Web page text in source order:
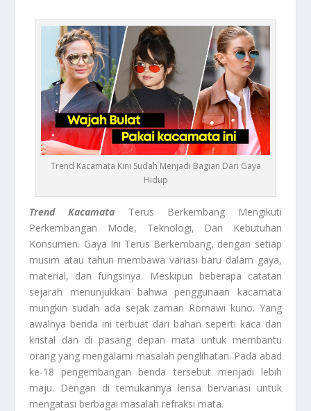
Trend Kacamata Kini Sudah Menjadi Bagian Dari Gaya
Hidup
Trend Kacamata Terus Berkembang Mengikuti
Perkembangan Mode, Teknologi, Dan Kebutuhan
Konsumen. Gaya Ini Terus Berkembang, dengan setiap
musim atau tahun membawa variasi baru dalam gaya,
material, dan fungsinya. Meskipun beberapa catatan
sejarah menunjukkan bahwa penggunaan kacamata
mungkin sudah ada sejak zaman Romawi kuno. Yang
awalnya benda ini terbuat dari bahan seperti kaca dan
kristal dan di pasang depan mata untuk membantu
orang yang mengalami masalah penglihatan. Pada abad
ke-18 pengembangan benda tersebut menjadi lebih
maju. Dengan di temukannya lensa bervariasi untuk
mengatasi berbagai masalah refraksi mata.